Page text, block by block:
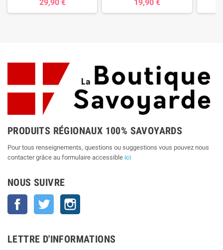
29,90 € 19,90 €
PRODUITS RÉGIONAUX 100% SAVOYARDS
Pour tous renseignements, questions ou suggestions vous pouvez nous
contacter grâce au formulaire accessible ici
NOUS SUIVRE
Facebook Twitter
LETTRE D'INFORMATIONS